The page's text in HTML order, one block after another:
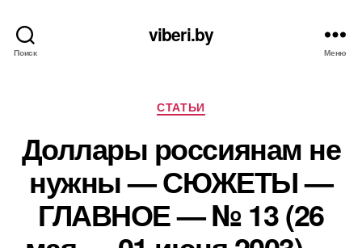
Поиск
viberi.by
Меню
Рубрики
СТАТЬИ
Доллары россиянам не
нужны — СЮЖЕТЫ —
ГЛАВНОЕ — № 13 (26